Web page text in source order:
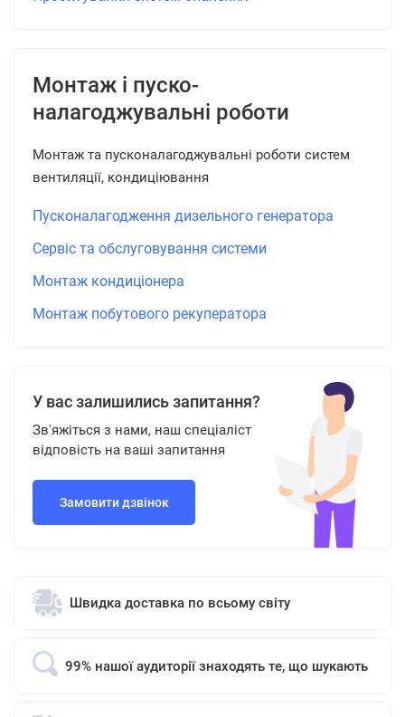
Монтаж і пуско-
налагоджувальні роботи
Монтаж та пусконалагоджувальні роботи систем
вентиляції, кондиціювання
Пусконалагодження дизельного генератора
Сервіс та обслуговування системи
Монтаж кондиціонера
Монтаж побутового рекуператора
У вас залишились запитання?
Зв'яжіться з нами, наш спеціаліст
відповість на ваші запитання
Замовити дзвінок
Швидка доставка по всьому світу
99% нашої аудиторії знаходять те, що шукають